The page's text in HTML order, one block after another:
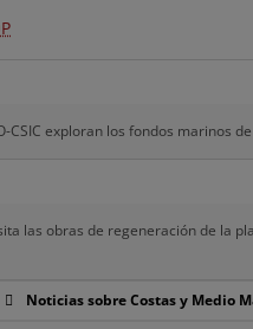
CSIC exploran los fondos marinos
las obras de regeneración de la
Noticias sobre Costas y Medio